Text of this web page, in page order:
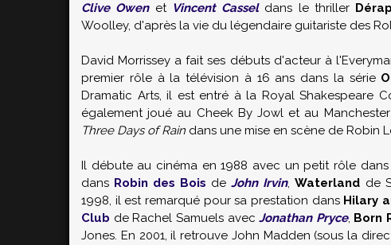
Clive Owenet Vincent Casseldans le thriller
Woolley, d'après la vie du légendaire guitariste des
David Morrissey a fait ses débuts d'acteur à
premier rôle à la télévision à 16 ans dans la série
Dramatic Arts, il est entré à la Royal Shakespeare
également joué au Cheek By Jowl et au
Three Days of Rain dans une mise en scène de Robin
Il débute au cinéma en 1988 avec un petit rôle dans
dans Robin des Bois deJohn Irvin,Waterland de
1998, il est remarqué pour sa prestation dans Hilary
Club de Rachel Samuels avecJonathan Pryce, Born
Jones. En 2001, il retrouve John Madden (sous la